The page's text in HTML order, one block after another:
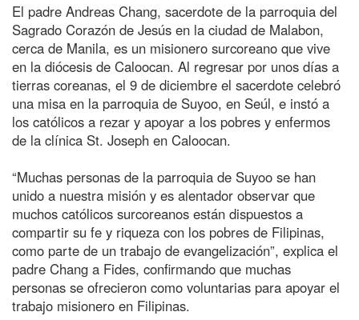
El padre Andreas Chang, sacerdote de la parroquia del
Sagrado Corazón de Jesús en la ciudad de Malabon,
cerca de Manila, es un misionero surcoreano que vive
en la diócesis de Caloocan. Al regresar por unos días a
tierras coreanas, el 9 de diciembre el sacerdote celebró
una misa en la parroquia de Suyoo, en Seúl, e instó a
los católicos a rezar y apoyar a los pobres y enfermos
de la clínica St. Joseph en Caloocan.
“Muchas personas de la parroquia de Suyoo se han
unido a nuestra misión y es alentador observar que
muchos católicos surcoreanos están dispuestos a
compartir su fe y riqueza con los pobres de Filipinas,
como parte de un trabajo de evangelización”, explica el
padre Chang a Fides, confirmando que muchas
personas se ofrecieron como voluntarias para apoyar el
trabajo misionero en Filipinas.